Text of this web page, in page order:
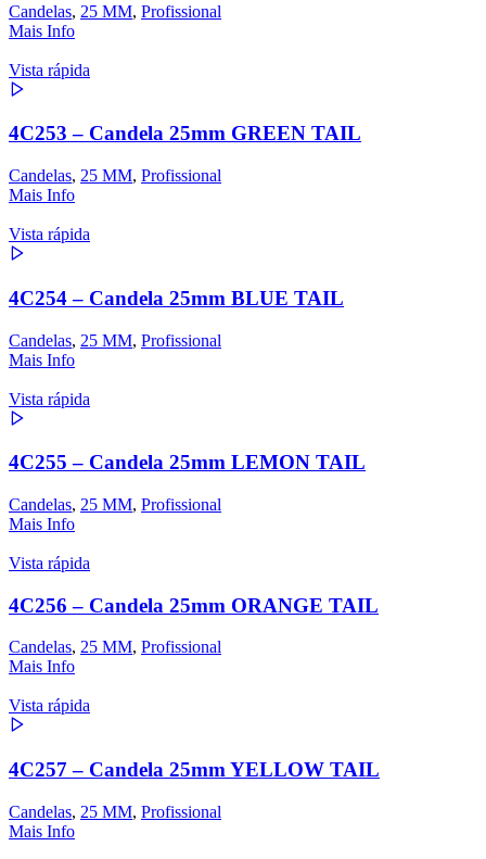
Candelas, 25 MM, Profissional
Mais Info
Vista rápida
4C253 – Candela 25mm GREEN TAIL
Candelas, 25 MM, Profissional
Mais Info
Vista rápida
4C254 – Candela 25mm BLUE TAIL
Candelas, 25 MM, Profissional
Mais Info
Vista rápida
4C255 – Candela 25mm LEMON TAIL
Candelas, 25 MM, Profissional
Mais Info
Vista rápida
4C256 – Candela 25mm ORANGE TAIL
Candelas, 25 MM, Profissional
Mais Info
Vista rápida
4C257 – Candela 25mm YELLOW TAIL
Candelas, 25 MM, Profissional
Mais Info